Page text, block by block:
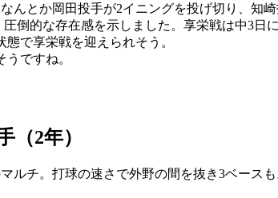
んとか岡田投手が2イニングを投げ切り、知
倒的な存在感を示しました。享栄戦は中3日
で享栄戦を迎えられそう。
ですね。
（2年）
ルチ。打球の速さで外野の間を抜き3ベース